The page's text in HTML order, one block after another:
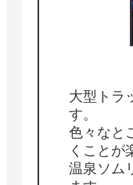
大型トラ
す。
色々なと
くことが
温泉ソム